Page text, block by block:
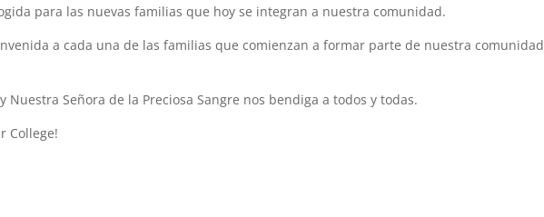
para las nuevas familias que hoy se integran a nuestra comunidad.
a cada una de las familias que comienzan a formar parte de nuestra comunidad
Nuestra Señora de la Preciosa Sangre nos bendiga a todos y todas.
College!